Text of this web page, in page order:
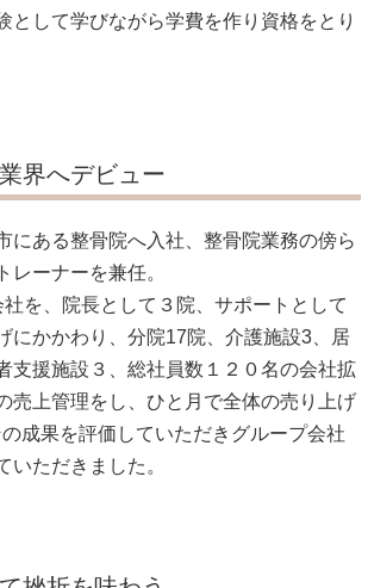
として学びながら学費を作り資格をとり
界へデビュー
にある整骨院へ入社、整骨院業務の傍ら
レーナーを兼任。
を、院長として３院、サポートとして
にかかわり、分院17院、介護施設3、居
支援施設３、総社員数１２０名の会社拡
売上管理をし、ひと月で全体の売り上げ
成果を評価していただきグループ会社
いただきました。